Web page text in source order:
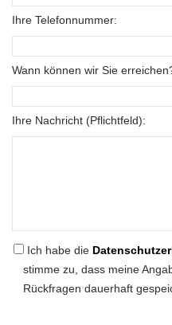
Ihre Telefonnummer:
Wann können wir Sie
Ihre Nachricht (Pflichtfeld):
Ich habe die
stimme zu, dass meine
Rückfragen dauerhaft